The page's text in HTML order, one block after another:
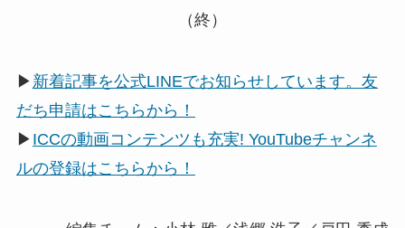
（終）
▶ 新着記事を公式LINEでお知らせしています。友
だち申請はこちらから！
▶ ICCの動画コンテンツも充実! YouTubeチャンネ
ルの登録はこちらから！